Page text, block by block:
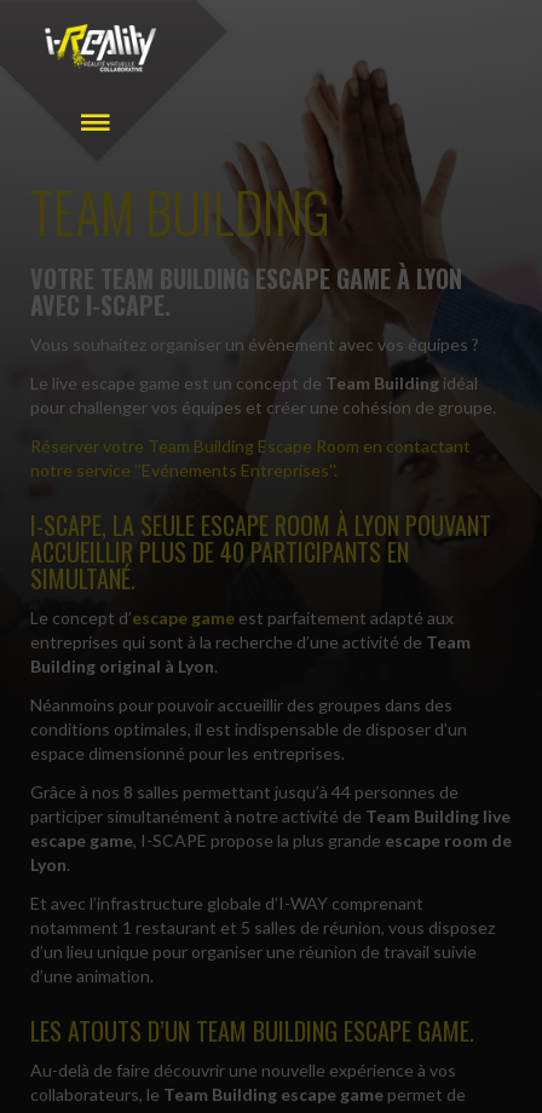
TEAM BUILDING
VOTRE TEAM BUILDING ESCAPE GAME À LYON
AVEC I-SCAPE.
Vous souhaitez organiser un évènement avec vos équipes ?
Le live escape game est un concept de Team Building idéal
pour challenger vos équipes et créer une cohésion de groupe.
Réserver votre Team Building Escape Room en contactant
notre service ''Evénements Entreprises''.
I-SCAPE, LA SEULE ESCAPE ROOM À LYON POUVANT
ACCUEILLIR PLUS DE 40 PARTICIPANTS EN
SIMULTANÉ.
Le concept d’escape game est parfaitement adapté aux
entreprises qui sont à la recherche d’une activité de Team
Building original à Lyon.
Néanmoins pour pouvoir accueillir des groupes dans des
conditions optimales, il est indispensable de disposer d’un
espace dimensionné pour les entreprises.
Grâce à nos 8 salles permettant jusqu’à 44 personnes de
participer simultanément à notre activité de Team Building live
escape game, I-SCAPE propose la plus grande escape room de
Lyon.
Et avec l’infrastructure globale d’I-WAY comprenant
notamment 1 restaurant et 5 salles de réunion, vous disposez
d’un lieu unique pour organiser une réunion de travail suivie
d’une animation.
LES ATOUTS D’UN TEAM BUILDING ESCAPE GAME.
Au-delà de faire découvrir une nouvelle expérience à vos
collaborateurs, le Team Building escape game permet de